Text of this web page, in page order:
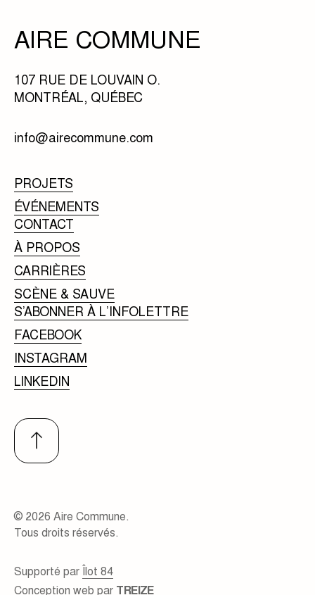
AIRE COMMUNE
107 RUE DE LOUVAIN O.
MONTRÉAL, QUÉBEC
info@airecommune.com
PROJETS
ÉVÉNEMENTS
CONTACT
À PROPOS
CARRIÈRES
SCÈNE & SAUVE
S’ABONNER À L’INFOLETTRE
FACEBOOK
INSTAGRAM
LINKEDIN
© 2026 Aire Commune.
Tous droits réservés.
Supporté parÎlot 84
Conception web par TREIZE